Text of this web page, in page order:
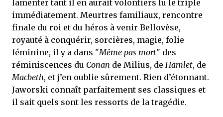
lamenter tant il en aurait volontiers lu le triple
immédiatement. Meurtres familiaux, rencontre
finale du roi et du héros à venir Bellovèse,
royauté à conquérir, sorcières, magie, folie
féminine, il y a dans "Même pas mort" des
réminiscences du Conan de Milius, de Hamlet, de
Macbeth, et j’en oublie sûrement. Rien d’étonnant.
Jaworski connaît parfaitement ses classiques et
il sait quels sont les ressorts de la tragédie.